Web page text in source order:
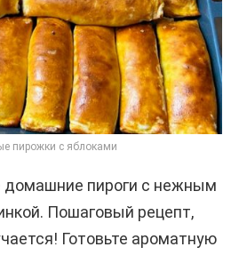
пирожки с яблоками
домашние пироги с нежным
Пошаговый рецепт,
Готовьте ароматную